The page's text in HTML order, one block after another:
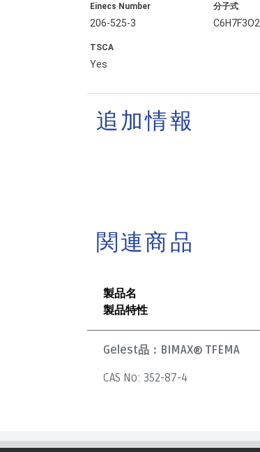
Einecs Number
206-525-3
分子式
C6H7F3O2
TSCA
Yes
追加情報
関連商品
製品名
製品特性
Gelest品： BIMAX® TFEMA
CAS No: 352-87-4